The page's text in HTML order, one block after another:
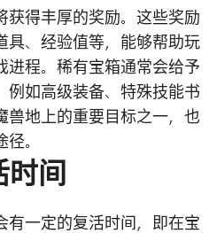
获得丰厚的奖励。这些奖励
具、经验值等，能够帮助玩
进程。稀有宝箱通常会给予
例如高级装备、特殊技能书
兽地上的重要目标之一，也
。
间
有一定的复活时间，即在宝